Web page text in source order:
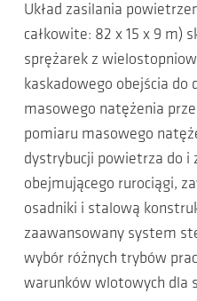
Układ zasilania
całkowite: 82 x 15 x 9 m)
sprężarek z
kaskadowego obejścia do
masowego natężenia
pomiaru masowego
dystrybucji powietrza do i
obejmującego rurociągi,
osadniki i stalową
zaawansowany system
wybór różnych trybów
warunków wlotowych dla